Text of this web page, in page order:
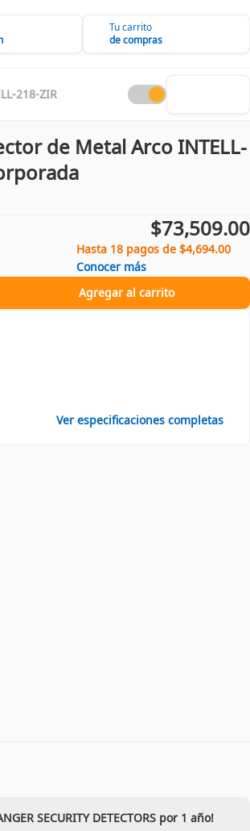
Tu carrito
de compras
218-ZIR
de Metal Arco INTELL-
$73,509.00
Hasta 18 pagos de $4,694.00
Conocer más
Agregar al carrito
Ver especificaciones completas
SECURITY DETECTORS por 1 año!